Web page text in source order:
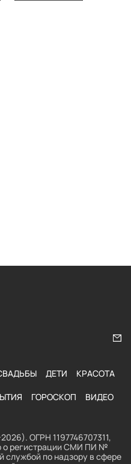
ДЕТИ КРАСОТА
ГОРОСКОП ВИДЕО
ОГРН 1197746707311,
о регистрации СМИ ПИ №
службой по надзору в сфере